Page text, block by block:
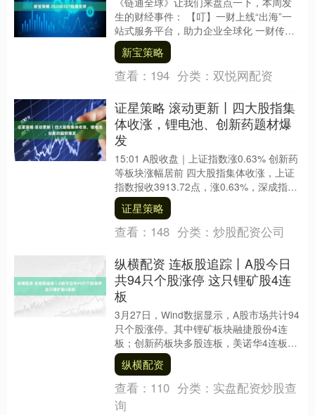
生的财经事件： 【叮】一财上线“出海”一
站式服务平台，助力企业全球化 一财传媒
集团推出了一站式服务平....
新宝策略
查看： 194 分类： 双悦网配资
证星策略 滚动更新丨四大股指集
体收涨，锂电池、创新药题材爆
发
15:01 A股收盘｜上证指数涨0.63% 创新药
等板块涨幅居前 四大股指集体收涨，上证
指数报收3913.72点，涨0.63%，深成指报
收13760.37点，涨....
证星策略
查看： 148 分类： 炒股配资公司
纵横配资 连板股追踪丨A股今日
共94只个股涨停 这只锂矿股4连
板
3月27日，Wind数据显示，A股市场共计94
只个股涨停。其中锂矿板块融捷股份4连
板；创新药板块多股连板，美诺华4连板、
万邦德2连板。一图速览今日连板股 举报
....纵横配资
查看： 110 分类： 实盘配资炒股查
询